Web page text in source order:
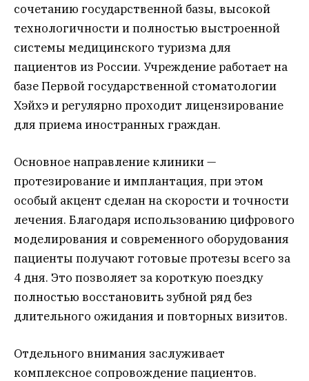
сочетанию государственной базы, высокой
технологичности и полностью выстроенной
системы медицинского туризма для
пациентов из России. Учреждение работает на
базе Первой государственной стоматологии
Хэйхэ и регулярно проходит лицензирование
для приема иностранных граждан.
Основное направление клиники —
протезирование и имплантация, при этом
особый акцент сделан на скорости и точности
лечения. Благодаря использованию цифрового
моделирования и современного оборудования
пациенты получают готовые протезы всего за
4 дня. Это позволяет за короткую поездку
полностью восстановить зубной ряд без
длительного ожидания и повторных визитов.
Отдельного внимания заслуживает
комплексное сопровождение пациентов.